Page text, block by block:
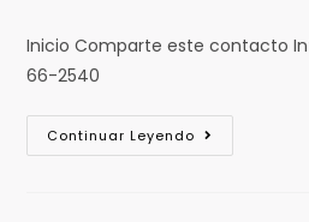
Inicio Comparte este contacto
66-2540
Continuar Leyendo